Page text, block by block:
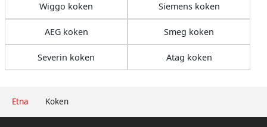
Etna Koken
Wiggo koken Siemens koken
AEG koken Smeg koken
Severin koken Atag koken